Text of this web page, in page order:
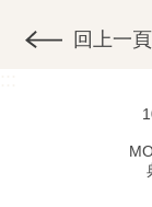
回上一頁